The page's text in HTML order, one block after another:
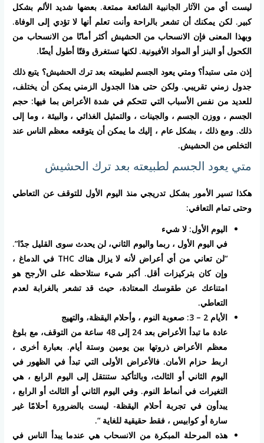
ليست أي من الآثار الجانبية الشائعة ممتعة. بعضها شديد الألم بشكل
كبير. لكن يمكنك أن تشعر بالراحة وأنت تعلم أنها لا تؤدي إلى الوفاة.
وبهذا المعنى فإن الانسحاب من الحشيش أكثر أمانًا من الانسحاب من
الكحول أو البنز أو المواد الأفيونية. لكنها تستغرق وقتًا أطول أيضًا.
إذن متى ستبدأ؟ ومتي يعود الجسم لطبيعته بعد ترك الحشيش؟ يتبع ذلك
جدول زمني تقريبي. ولكن حتى هذا الجدول الزمني يمكن أن يختلف،
للعديد من نفس الأسباب التي تتحكم في شدة الأعراض بما فيها: حجم
الجسم ، ووزن الجسم ، والجينات ، والتمثيل الغذائي ، والبيئة ، وما إلى
ذلك. ومع ذلك ، بشكل عام ، إليك ما يمكن أن يتوقعه معظم الناس عند
التخلص من الحشيش.
متي يعود الجسم لطبيعته بعد ترك الحشيش
هكذا تسير الأمور بشكل تدريجي منذ اليوم الأول للتوقف عن التعاطي
وحتى تمام التعافي:
اليوم الأول: لا شيء
في اليوم الأول ، ربما واليوم الثاني، لن يحدث سوى القليل جدًا”.
“لن تعاني من أي أعراض لأنه لا يزال هناك THC في الدماغ ،
وإن كان بتركيزات أقل. أكبر شيء ستلاحظه على الأرجح هو
امتناعك عن طقوسك المعتادة، حيث قد تشعر بالغرابة لعدم
التعاطي.
الأيام 2 – 3: صعوبة النوم ، وأحلام اليقظة، والتهيج
عادة ما تبدأ الأعراض بعد 24 إلى 48 ساعة من التوقف، مع بلوغ
معظم الأعراض ذروتها بين يومين وستة أيام. بعبارة أخرى ،
اربط حزام الأمان. فالأعراض الأولى التي تبدأ في الظهور في
اليوم الثاني أو الثالث، وبالتأكيد ستنتقل إلى اليوم الرابع ، هي
التغيرات في أنماط النوم. وفي اليوم الثاني أو الثالث أو الرابع ،
يبدأون في تجربة أحلام اليقظة- ليست بالضرورة أحلامًا غير
سارة أو كوابيس ، فقط حقيقية للغاية “.
هذه المرحلة المبكرة من الانسحاب هي عندما يبدأ الناس في